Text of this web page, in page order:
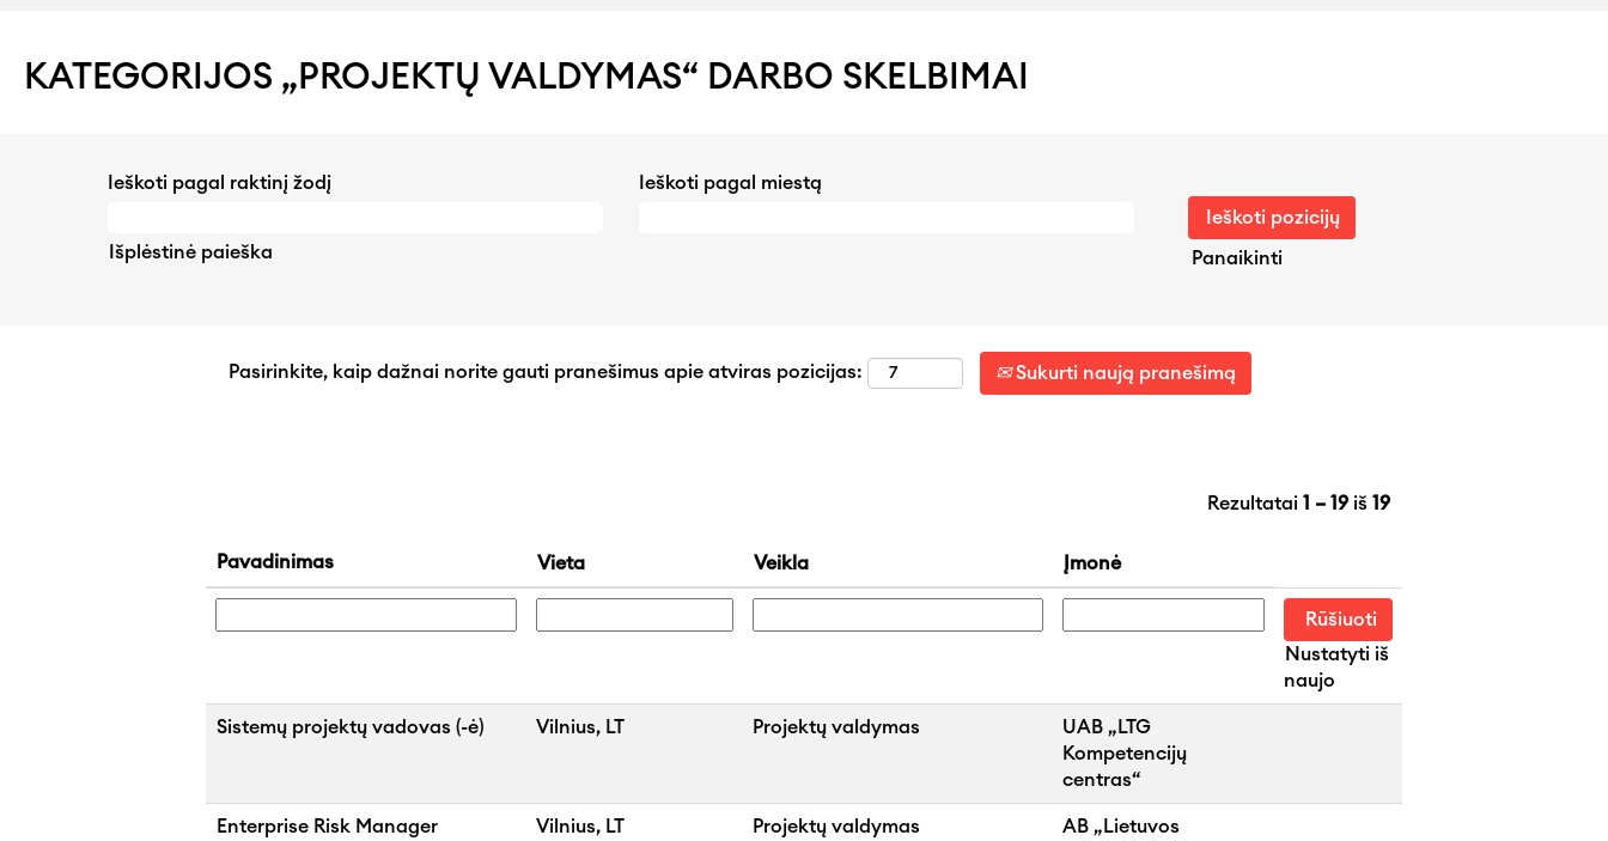
KATEGORIJOS „PROJEKTŲ VALDYMAS“ DARBO SKELBIMAI
Ieškoti pagal raktinį žodį Ieškoti pagal miestą
Išplėstinė paieška Panaikinti
Pasirinkite, kaip dažnai norite gauti pranešimus apie atviras pozicijas: Sukurti naują pranešimą
Rezultatai 1 – 19 iš 19
Pavadinimas Vieta Veikla Įmonė
Nustatyti iš
naujo
Sistemų projektų vadovas (-ė) Vilnius, LT Projektų valdymas
UAB „LTG
Kompetencijų
centras“
Enterprise Risk Manager Vilnius, LT Projektų valdymas
AB „Lietuvos